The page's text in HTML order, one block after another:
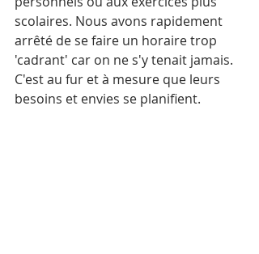
scolaires. Nous avons rapidement
arrêté de se faire un horaire trop
'cadrant' car on ne s'y tenait jamais.
C'est au fur et à mesure que leurs
besoins et envies se planifient.